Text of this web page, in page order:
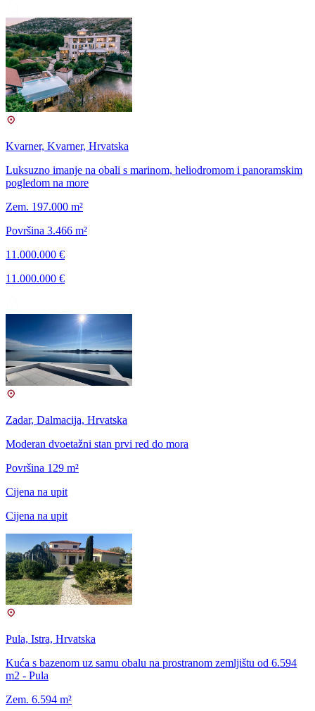
Kvarner, Kvarner, Hrvatska
Luksuzno imanje na obali s marinom, heliodromom i panoramskim
pogledom na more
Zem. 197.000 m²
Površina 3.466 m²
11.000.000 €
11.000.000 €
Zadar, Dalmacija, Hrvatska
Moderan dvoetažni stan prvi red do mora
Površina 129 m²
Cijena na upit
Cijena na upit
Pula, Istra, Hrvatska
Kuća s bazenom uz samu obalu na prostranom zemljištu od 6.594
m2 - Pula
Zem. 6.594 m²